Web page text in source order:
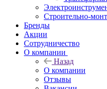
Строительно-
Бренды
Акции
Сотрудничество
О компании
Назад
О компании
Отзывы